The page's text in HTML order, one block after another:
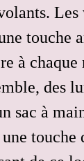
Les
touche
à chaque
des
sac à
touche